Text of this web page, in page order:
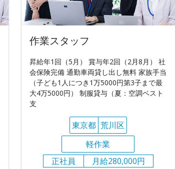
作業スタッフ
昇給年1回（5月） 賞与年2回（2月8月） 社
会保険完備 通勤車両貸し出し無料 家族手当
（子ども1人につき1万5000円第3子まで最
大4万5000円） 制服貸与（夏：空調ベスト
支
東京都 荒川区
軽作業
正社員
月給280,000円